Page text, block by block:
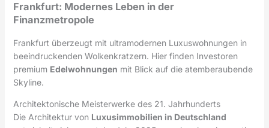
Frankfurt: Modernes Leben in der
Finanzmetropole
Frankfurt überzeugt mit ultramodernen Luxuswohnungen in
beeindruckenden Wolkenkratzern. Hier finden Investoren
premium Edelwohnungen mit Blick auf die atemberaubende
Skyline.
Architektonische Meisterwerke des 21. Jahrhunderts
Die Architektur von Luxusimmobilien in Deutschland